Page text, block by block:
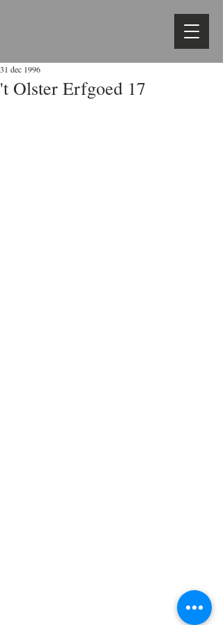
't Olster Erfgoed 17
31 dec 1996